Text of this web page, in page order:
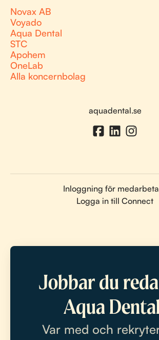
Novax AB
Voyado
Aqua Dental
STC
Apohem
OneLab
Alla koncernbolag
aquadental.se
Inloggning för
Logga in till Connect
Jobbar du
Aqua
Var med och